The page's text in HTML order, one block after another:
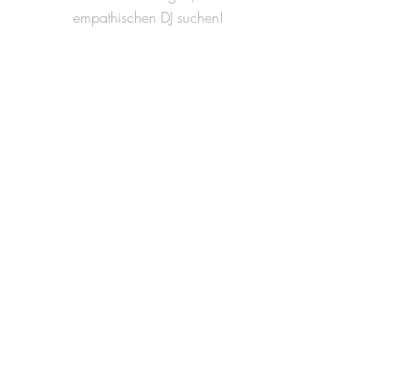
empathischen DJ suchen!